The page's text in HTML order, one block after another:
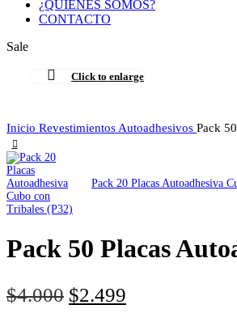
¿QUIENES SOMOS?
CONTACTO
Sale
Click to enlarge
Inicio Revestimientos Autoadhesivos Pack
Pack 20 Placas Autoadhesiva
Pack 50 Placas
$4.000 El
$2.499